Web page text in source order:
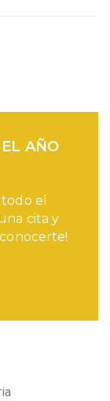
AÑO
el
cita y